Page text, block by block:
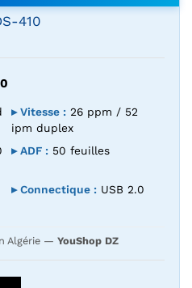
410
▸ Vitesse : 26 ppm / 52
ipm duplex
▸ ADF : 50 feuilles
▸ Connectique : USB 2.0
Algérie — YouShop DZ